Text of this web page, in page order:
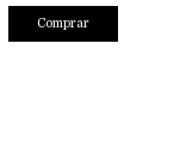
Comprar